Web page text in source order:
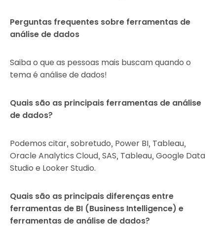
Perguntas frequentes sobre ferramentas de
análise de dados
Saiba o que as pessoas mais buscam quando o
tema é análise de dados!
Quais são as principais ferramentas de análise
de dados?
Podemos citar, sobretudo, Power BI, Tableau,
Oracle Analytics Cloud, SAS, Tableau, Google Data
Studio e Looker Studio.
Quais são as principais diferenças entre
ferramentas de BI (Business Intelligence) e
ferramentas de análise de dados?